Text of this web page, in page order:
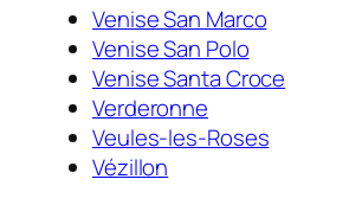
Venise San Marco
Venise San Polo
Venise Santa Croce
Verderonne
Veules-les-Roses
Vézillon